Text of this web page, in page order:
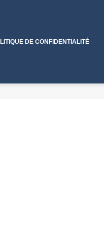
DE CONFIDENTIALITÉ